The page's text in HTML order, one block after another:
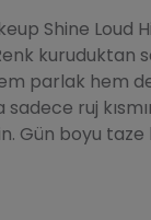
Shine Loud
kuruduktan
parlak hem
ruj
Gün boyu taze